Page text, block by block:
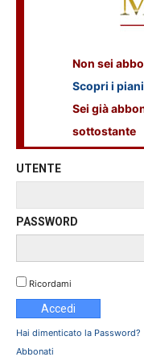
Non sei
Scopri i
Sei già
sottostante
UTENTE
PASSWORD
Ricordami
Hai dimenticato la Password?
Abbonati